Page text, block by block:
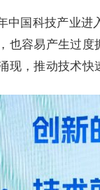
中国科技产业进
也容易产生过度
现，推动技术快